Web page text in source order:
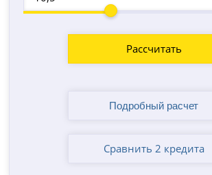
Рассчитать
Сравнить 2 кредита